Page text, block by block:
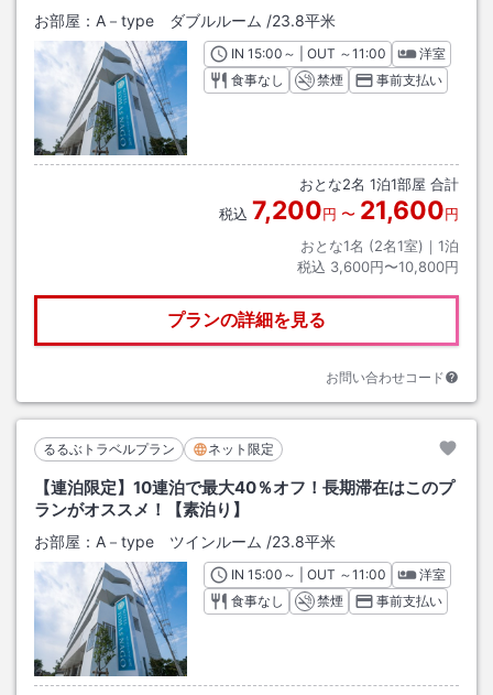
お部屋： A－type ダブルルーム /23.8平米
INチェックイン
15:00 ～ | OUT チェックアウト
～11:00
洋室
食事なし
禁煙 事前支払い
おとな2名 1泊1部屋 合計
税込 7,200円 〜 21,600円
おとな1名 (2名1室)｜ 1泊
税込 3,600円〜10,800円
プランの詳細を見る
お問い合わせコード
るるぶトラベルプラン ネット限定
【連泊限定】10連泊で最大40％オフ！長期滞在はこのプ
ランがオススメ！【素泊り】
お部屋： A－type ツインルーム /23.8平米
INチェックイン
15:00 ～ | OUT チェックアウト
～11:00
洋室
食事なし
禁煙 事前支払い